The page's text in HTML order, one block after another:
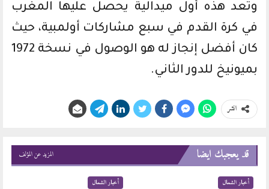
وتعد هذه أول ميدالية يحصل عليها المغرب
في كرة القدم في سبع مشاركات أولمبية، حيث
كان أفضل إنجاز له هو الوصول في نسخة 1972
بميونيخ للدور الثاني.
انشر
قد يعجبك ايضا المزيد عن المؤلف
أخبار الشمال أخبار الشمال